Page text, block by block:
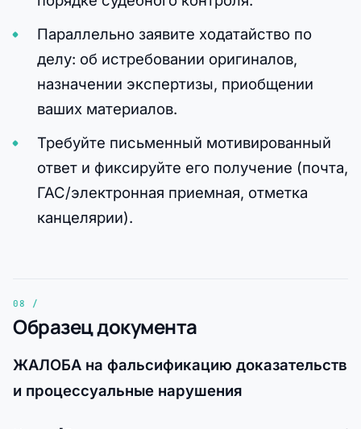
Параллельно заявите ходатайство по
делу: об истребовании оригиналов,
назначении экспертизы, приобщении
ваших материалов.
Требуйте письменный мотивированный
ответ и фиксируйте его получение (почта,
ГАС/электронная приемная, отметка
канцелярии).
Образец документа
ЖАЛОБА на фальсификацию доказательств
и процессуальные нарушения